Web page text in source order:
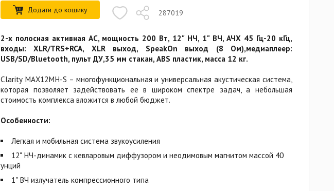
Додати до кошику 287019
2-х полосная активная АС, мощность 200 Вт, 12" НЧ, 1" ВЧ, АЧХ 45 Гц-20 кГц,
входы: XLR/TRS+RCA, XLR выход, SpeakOn выход (8 Ом),медиаплеер:
USB/SD/Bluetooth, пульт ДУ,35 мм стакан, ABS пластик, масса 12 кг.
Clarity MAX12MH-S – многофункциональная и универсальная акустическая система,
которая позволяет задействовать ее в широком спектре задач, а небольшая
стоимость комплекса вложится в любой бюджет.
Особенности:
Легкая и мобильная система звукоусиления
12" НЧ-динамик с кевларовым диффузором и неодимовым магнитом массой 40
унций
1" ВЧ излучатель компрессионного типа